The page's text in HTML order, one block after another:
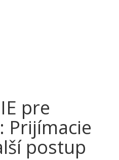
pre
Prijímacie
postup